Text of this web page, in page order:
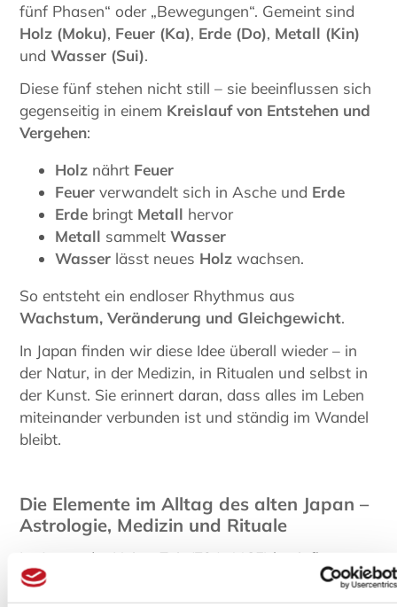
fünf Phasen“ oder „Bewegungen“. Gemeint sind
Holz (Moku), Feuer (Ka), Erde (Do), Metall (Kin)
und Wasser (Sui).
Diese fünf stehen nicht still – sie beeinflussen sich
gegenseitig in einem Kreislauf von Entstehen und
Vergehen:
Holz nährt Feuer
Feuer verwandelt sich in Asche und Erde
Erde bringt Metall hervor
Metall sammelt Wasser
Wasser lässt neues Holz wachsen.
So entsteht ein endloser Rhythmus aus
Wachstum, Veränderung und Gleichgewicht.
In Japan finden wir diese Idee überall wieder – in
der Natur, in der Medizin, in Ritualen und selbst in
der Kunst. Sie erinnert daran, dass alles im Leben
miteinander verbunden ist und ständig im Wandel
bleibt.
Die Elemente im Alltag des alten Japan –
Astrologie, Medizin und Rituale
Im Japan der Heian-Zeit (794–1185) beeinflussten
die fünf Phasen nicht nur die Philosophie, sondern
auch denAlltag am kaiserlichen Hof. Damals